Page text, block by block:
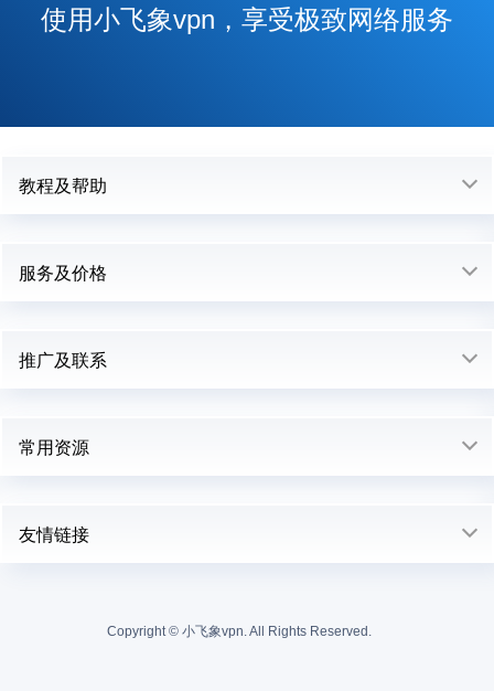
使用小飞象vpn，享受极致网络服务
教程及帮助
服务及价格
推广及联系
常用资源
友情链接
Copyright © 小飞象vpn. All Rights Reserved.